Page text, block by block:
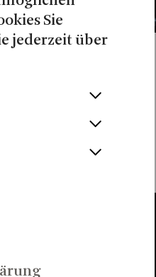
Sie
jederzeit über